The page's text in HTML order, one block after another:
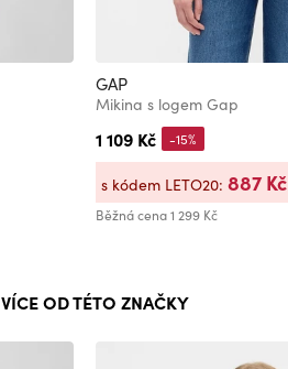
GAP
Mikina s logem Gap
1 109 Kč
Běžná cena1 299 Kč
-15%
s kódem LETO20: 887 Kč
VÍCE OD TÉTO ZNAČKY